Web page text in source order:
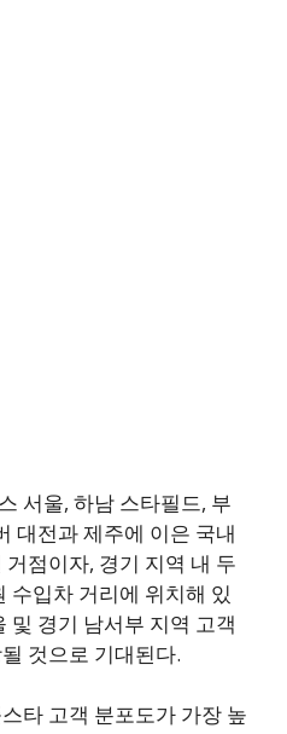
서울, 하남 스타필드, 부
대전과 제주에 이은 국내
점이자, 경기 지역 내 두
수입차 거리에 위치해 있
및 경기 남서부 지역 고객
것으로 기대된다.
타 고객 분포도가 가장 높